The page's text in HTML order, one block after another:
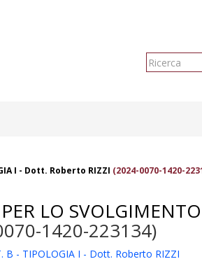
Form
I - Dott. Roberto RIZZI (2024-0070-1420-
LO
1420-223134)
B - TIPOLOGIA I - Dott. Roberto RIZZI